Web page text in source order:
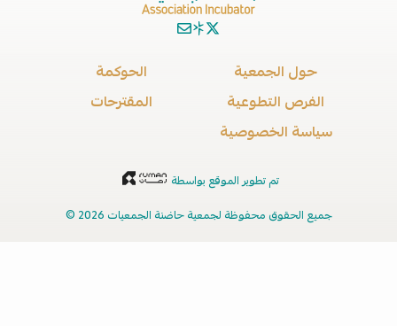
حول الجمعية
الحوكمة
الفرص التطوعية
المقترحات
سياسة الخصوصية
تم تطوير الموقع بواسطة
جميع الحقوق محفوظة لجمعية حاضنة الجمعيات 2026 ©